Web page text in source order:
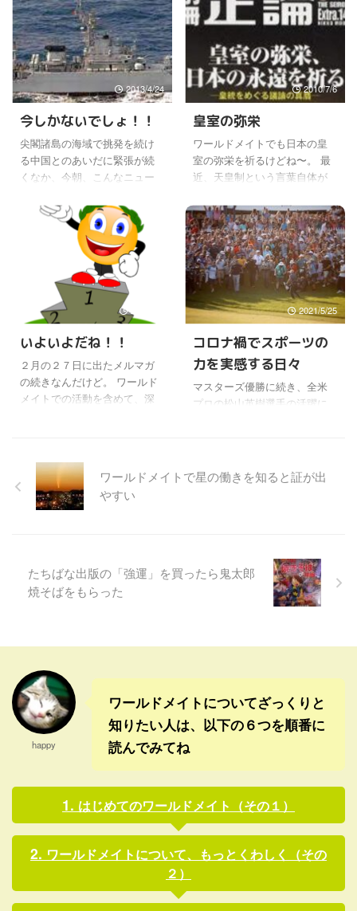
先生からのお年賀ということ
で、新作東州ティーをワール
ドメイトの支部あてにいただ
いたけど。 その名も名付けて
「深見東州紅茶セレクショ
ン 絶叫から絶叫へ」とい
う、すごい名前がついてい
た。∑ヾ(⌒ω⌒;) さっそく支部
の御祭りの後、みんなで試飲
させていただいた。 5種類あっ
たのですべて飲み比べをして
ときの香りがすごくいい。
『ミルキーウェイ イン マ
イ マインド』は開 ...
たけど、見事なまでに予想通
りだったね。 いやそれ以上だ
ったかもしれない。 でも2/3は
取れなかったから、予定通り
単独でなく連立を組んでいく
んだろうね。 と言うことは、
輪をかけて政権内の意見の対
立や、米国からの牽制が強く
なるかもね。(￣〜￣) ここまで
振り返ると、神様は小泉政権
で不良債権処理と構造改革を
なこともあるけど、でもその
おかげで日本は破綻せずに済
んだともいえる。 ...
2013/4/24
今しかないでしょ！！
尖閣諸島の海域で挑発を続け
る中国とのあいだに緊張が続
くなか、今朝、こんなニュー
縄県石垣市）北方海域におけ
る中国海軍艦艇による海上自
衛隊護衛艦へのレーダー照射
が、中国共産党中央の指示に
よるものだったことが２３
日、分かった。複数の日中関
係筋が明らかにした。党中央
から威嚇手段の検討を指示さ
れた中央軍事委員会が、レー
ダー照射に加え、「火砲指
向」も提示。党中央はいずれ
も実施を許可していた。 海
触即 ...
2010/7/6
皇室の弥栄
ワールドメイトでも日本の皇
室の弥栄を祈るけどね〜。 最
近、天皇制という言葉自体が
見た。 制度になれば、まるで
政治的に作られたもののよう
だし、逆にまた制度を廃止す
ることもできる様な印象があ
るからだという。 考えたら気
軽に使っていたけど、本当に
その通りだなと思った。 制度
なんかではなくて、日本を日
本たらしめている根幹だから
ね。 それをどうしようかと
るものでもないし。 この世が
いよいよだね！！
２月の２７日に出たメルマガ
の続きなんだけど。 ワールド
メイトでの活動を含めて、深
った。 改めてメルマガ読む
と、よくあれだけいろいろな
活動ができるなと驚くよね。
レオナルドダヴィンチをはる
なんだろうけどね。 でも、会
社経営や、組織の運営や、著
作活動や、ましてやギャグな
とになりそうな予感がする
ま ...
2021/5/25
コロナ禍でスポーツの
力を実感する日々
マスターズ優勝に続き、全米
プロの松山英樹選手の活躍に
ニア対象の50歳という最年長
でのメジャー制覇ということ
トしていたそうだ。
https://t.co/hgpEBwWeOO#舩
越園子#ゴルフ#ゴルフジャー
ワールドメイトで星の働きを知ると証が出
やすい
たちばな出版の「強運」を買ったら鬼太郎
焼そばをもらった
happy
ワールドメイトについてざっくりと
知りたい人は、以下の６つを順番に
読んでみてね
はじめてのワールドメイト（その１）
ワールドメイトについて、もっとくわしく（その
２）